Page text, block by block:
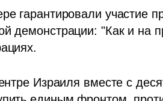
гарантировали участие
демонстрации: "Как и на
Израиля вместе с